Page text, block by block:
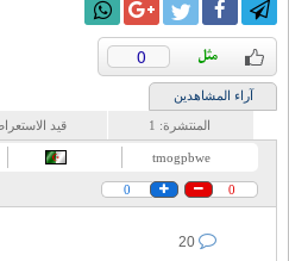
0
آراء المشاهدين
المنتشرة: 1 قيد
tmogpbwe
0
0